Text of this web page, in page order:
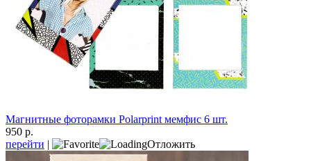
Магнитные фоторамки Polarprint мемфис 6 шт.
950 р.
перейти | Отложить